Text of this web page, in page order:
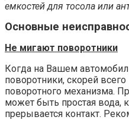
емкостей для тосола или
Основные
Не мигают поворотники
Когда на Вашем
поворотники, скорей
поворотного механизма.
может быть простая вода,
прерывается контакт.